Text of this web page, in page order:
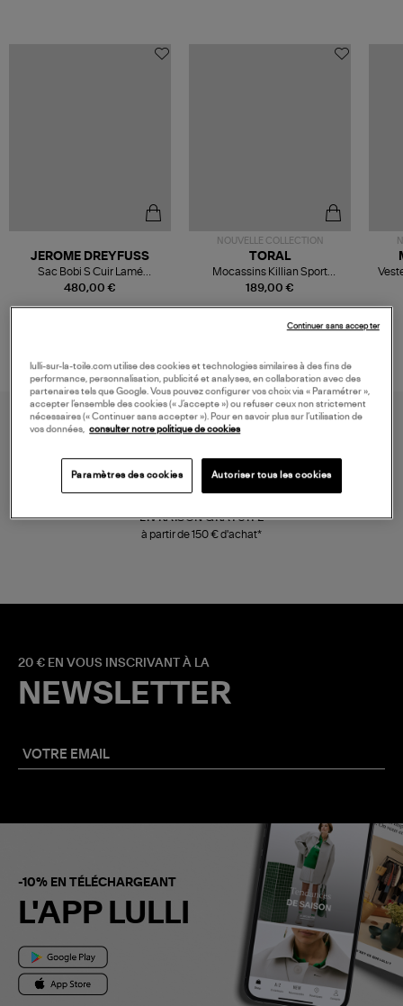
480,00 €
JEROME DREYFUSS
Sac Bobi S Cuir Lamé
Champagne
NOUVELLE COLLECTION
189,00 €
TORAL
Mocassins Killian Sport
Mousse
LIVRAISON GRATUITE
à partir de 150 € d'achat*
20 € EN VOUS INSCRIVANT À LA
NEWSLETTER
-10% EN TÉLÉCHARGEANT
L'APP LULLI
lulli-sur-la-toile.com utilise des cookies et technologies similaires à des fins de
performance, personnalisation, publicité et analyses, en collaboration avec des
partenaires tels que Google. Vous pouvez configurer vos choix via « Paramétrer »,
accepter l’ensemble des cookies (« J’accepte ») ou refuser ceux non strictement
nécessaires (« Continuer sans accepter »). Pour en savoir plus sur l’utilisation de
vos données, consulter notre politique de cookies
Paramètres des cookies Autoriser tous les cookies
Continuer sans accepter